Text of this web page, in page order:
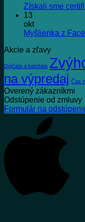
Získali sme
13
okt
Myšlienka z
Akcie a zľavy
Dojčatá a batoľatá
na výpredaj Čas
Overený zákazníkmi
Odstúpenie od zmluvy
Formulár na